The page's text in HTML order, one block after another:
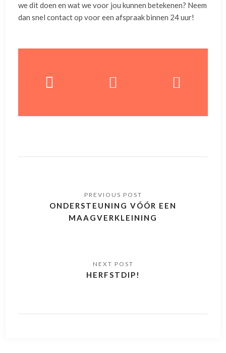
we dit doen en wat we voor jou kunnen betekenen? Neem
dan snel contact op voor een afspraak binnen 24 uur!
ONDERSTEUNING VÓÓR EEN
MAAGVERKLEINING
HERFSTDIP!